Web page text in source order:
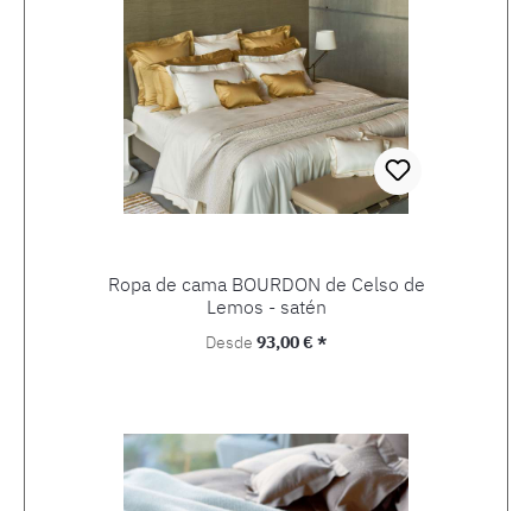
Ropa de cama BOURDON de Celso de
Lemos - satén
Precio normal:
Desde 93,00 € *